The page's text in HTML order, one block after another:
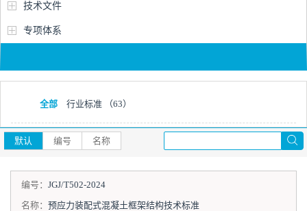
技术文件
专项体系
全部 行业标准 （63）
默认 编号 名称
编号： JGJ/T502-2024
名称： 预应力装配式混凝土框架结构技术标准